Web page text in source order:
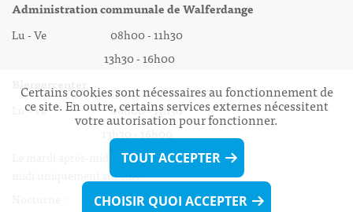
Administration communale de Walferdange
Lu - Ve 08h00 - 11h30
13h30 - 16h00
Lu - Ve 08h00 - 11h30
Le mardi après-midi et le vendredi après-
midi uniquement sur Rdv.
Certains cookies sont nécessaires au fonctionnement de
ce site. En outre, certains services externes nécessitent
votre autorisation pour fonctionner.
TOUT ACCEPTER
CHOISIR QUOI ACCEPTER